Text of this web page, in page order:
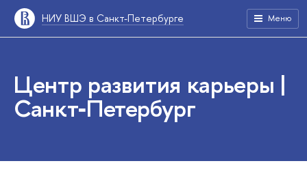
НИУ ВШЭ в Санкт-Петербурге Меню
Центр развития карьеры |
Санкт‑Петербург